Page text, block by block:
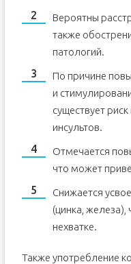
Вероятны
также
патологий.
По причине
и
существует
инсультов.
Отмечается
что может
Снижается
(цинка, железа),
нехватке.
Также употребление